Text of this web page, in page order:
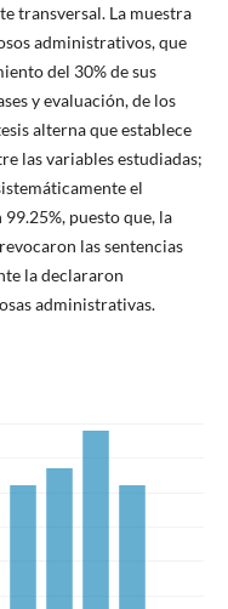
transversal. La muestra
administrativos, que
del 30% de sus
y evaluación, de los
alterna que establece
las variables estudiadas;
el
puesto que, la
las sentencias
la declararon
administrativas.